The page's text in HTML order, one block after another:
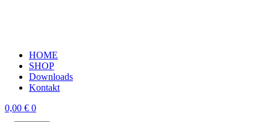
HOME
SHOP
Downloads
Kontakt
0,00 € 0